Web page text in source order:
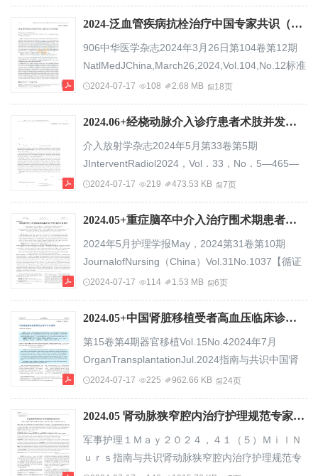
者：中国医疗保健国际交流促进会高血压病学分会,
国研究型医院学会高血压专业委员会,上海市高血压
研收稿日期：究所,国家卫健委高血压临床研究重点
实验室,福建省高血压研究所，王鲁雁，网络首发日
2024-泛血管疾病抗栓治疗中国专家共识（2024版）.pdf
906中华医学杂志2024年3月26日第104卷第12期
NatlMedJChina,March26,2024,Vol.104,No.12标准
与规范泛血管疾病抗栓治疗中国专家共识（2024
葛均波，复旦大学附属中山医院心内科，上海
要】泛血管疾病是以血管病变（其中95％为动脉粥
样硬化）为共同病理特征的系统性疾病，可表现为
冠状动脉疾病、脑血管疾病、外周动脉疾病等，也
2024-07-17 108 2.68 MB 18页
2024.06+经桡动脉介入诊疗患者术肢并发症预防及护理专家共识.pdf
介入放射学杂志2024年5月第33卷第5期
JInterventRadiol2024，Vol．33，No．5—465—
指南与共识Guidelinesandconsensus经桡动脉介入
管健康联盟心血管病护理及技术培训中心专家委员
要】经桡动脉穿刺入路行介入诊疗术可减少入路部
位并发症，但仍可导致患者术肢出现并发症，如桡
动脉痉挛、桡动脉穿孔、出血血肿、桡动脉夹层、
2024-07-17 219 473.53 KB 7页
2024.05+重症脑卒中介入治疗围术期患者保护性约束的专家共识.pdf
2024年5月护理学报May，2024第31卷第10期
JournalofNursing（China）Vol.31No.1037【循证
护理】重症脑卒中介入治疗围术期患者保护性约束
广东省医师学会介入医师分会护理学组执笔：韩晓
俏1，冯建宇5[1.珠海市人民医院（暨南大学珠海临
床医学院）护理部，广东珠海519000；2.暨南大学
附属第一医院护理部，广东广州510000；3.江苏省
2024-07-17 114 1.53 MB 6页
2024.05+中国肾脏移植受者高血压临床诊疗指南.pdf
第15卷第4期器官移植Vol.15No.42024年7月
OrganTransplantationJul.2024指南与共识中国肾
脏移植受者高血压临床诊疗指南中华医学会器官移
后高血压的诊断和治疗，中华医学会器官移植学分
体器官移植术后高血压诊疗规范（2019版）》的基
础上，结合我国器官移植后高血压的临床现状，并
2024-07-17 225 962.66 KB 24页
2024.05 肾动脉狭窄腔内治疗护理规范专家共识.pdf
军事护理１Ｍａｙ２０２４，４１（５）ＭｉｌＮ
ｕｒｓ指南与共识肾动脉狭窄腔内治疗护理规范专